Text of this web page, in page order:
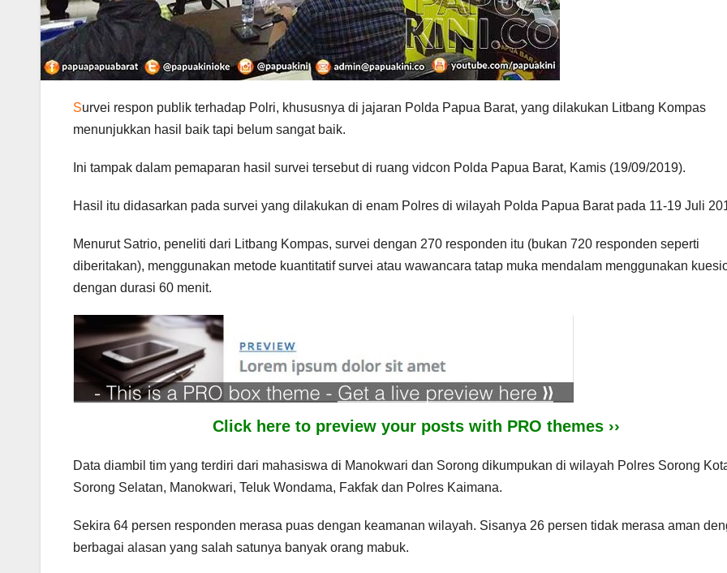
Survei respon publik terhadap Polri, khususnya di jajaran Polda Papua Barat, yang dilakukan Litbang Kompas
menunjukkan hasil baik tapi belum sangat baik.
Ini tampak dalam pemaparan hasil survei tersebut di ruang vidcon Polda Papua Barat, Kamis (19/09/2019).
Hasil itu didasarkan pada survei yang dilakukan di enam Polres di wilayah Polda Papua Barat pada 11-19 Juli
Menurut Satrio, peneliti dari Litbang Kompas, survei dengan 270 responden itu (bukan 720 responden seperti
diberitakan), menggunakan metode kuantitatif survei atau wawancara tatap muka mendalam menggunakan
dengan durasi 60 menit.
Click here to preview your posts with PRO themes ››
Data diambil tim yang terdiri dari mahasiswa di Manokwari dan Sorong dikumpukan di wilayah Polres Sorong
Sorong Selatan, Manokwari, Teluk Wondama, Fakfak dan Polres Kaimana.
Sekira 64 persen responden merasa puas dengan keamanan wilayah. Sisanya 26 persen tidak merasa aman
berbagai alasan yang salah satunya banyak orang mabuk.